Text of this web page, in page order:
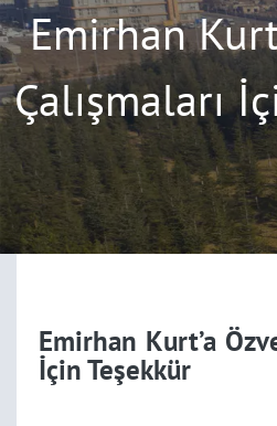
Emirhan
Çalışmaları
Emirhan Kurt’a
İçin Teşekkür